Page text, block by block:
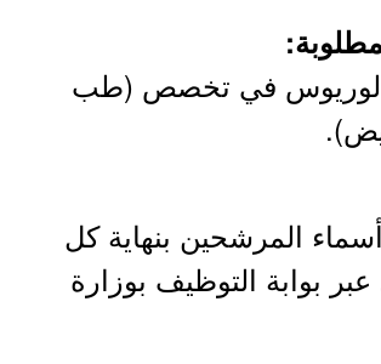
في تخصص (طب
المرشحين بنهاية كل
بوابة التوظيف بوزارة